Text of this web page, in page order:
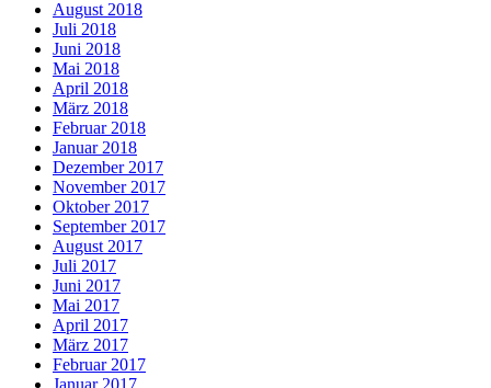
August 2018
Juli 2018
Juni 2018
Mai 2018
April 2018
März 2018
Februar 2018
Januar 2018
Dezember 2017
November 2017
Oktober 2017
September 2017
August 2017
Juli 2017
Juni 2017
Mai 2017
April 2017
März 2017
Februar 2017
Januar 2017